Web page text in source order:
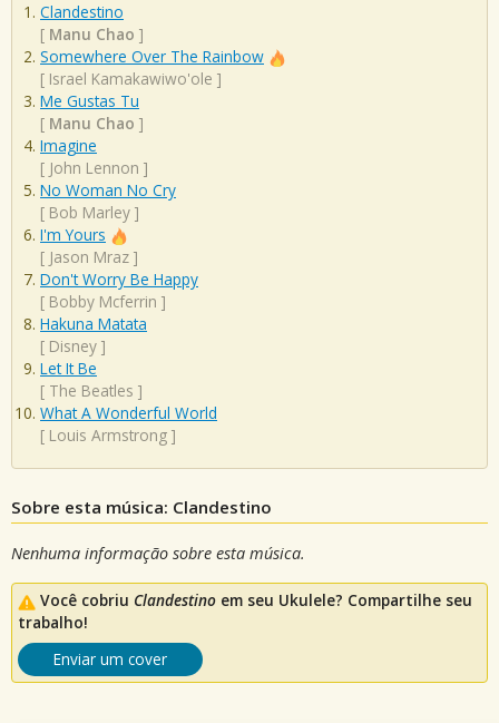
Clandestino
[ Manu Chao ]
Somewhere Over The Rainbow
[ Israel Kamakawiwo'ole ]
Me Gustas Tu
[ Manu Chao ]
Imagine
[ John Lennon ]
No Woman No Cry
[ Bob Marley ]
I'm Yours
[ Jason Mraz ]
Don't Worry Be Happy
[ Bobby Mcferrin ]
Hakuna Matata
[ Disney ]
Let It Be
[ The Beatles ]
What A Wonderful World
[ Louis Armstrong ]
Sobre esta música: Clandestino
Nenhuma informação sobre esta música.
Você cobriu Clandestino em seu Ukulele? Compartilhe seu
trabalho!
Enviar um cover